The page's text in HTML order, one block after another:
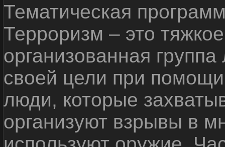
Тематическая
Терроризм – это
организованная
своей цели при
люди, которые
организуют взрывы в